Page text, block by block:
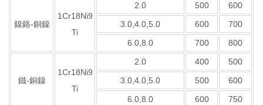
鎳鉻-銅鎳
1Cr18Ni9
Ti
2.0 500
600
3.0,4.0,5.0
600
700
6.0,8.0
700 800
鐵-銅鎳
1Cr18Ni9
Ti
2.0 400
500
3.0,4.0,5.0
500
600
6.0,8.0
600 750